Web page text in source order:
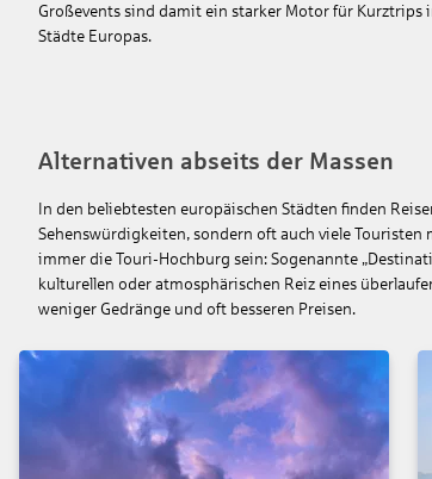
Großevents sind damit ein starker Motor für Kurztrips
Städte Europas.
Alternativen abseits der Massen
In den beliebtesten europäischen Städten finden
Sehenswürdigkeiten, sondern oft auch viele Touristen
immer die Touri-Hochburg sein: Sogenannte
kulturellen oder atmosphärischen Reiz eines
weniger Gedränge und oft besseren Preisen.